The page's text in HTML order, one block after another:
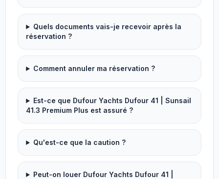
Quels documents vais-je recevoir après la
réservation ?
Comment annuler ma réservation ?
Est-ce que Dufour Yachts Dufour 41 | Sunsail
41.3 Premium Plus est assuré ?
Qu'est-ce que la caution ?
Peut-on louer Dufour Yachts Dufour 41 |